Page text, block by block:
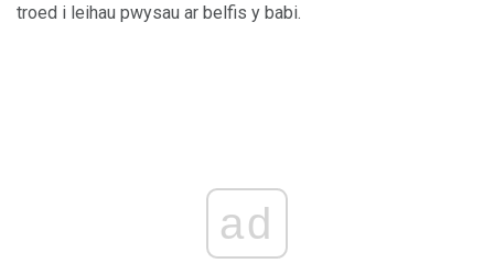
troed i leihau pwysau ar belfis y babi.
ad